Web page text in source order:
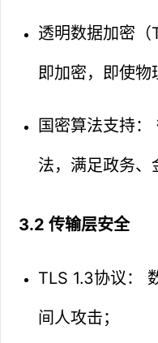
透明数据加密（
即加密，即使物
国密算法支持
法，满足政务、
3.2 传输层安全
TLS 1.3协议：
间人攻击；